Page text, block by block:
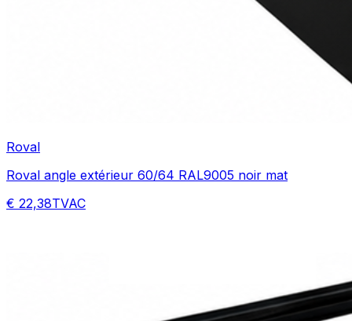
Roval
Roval angle extérieur 60/64 RAL9005 noir mat
€ 22,38TVAC